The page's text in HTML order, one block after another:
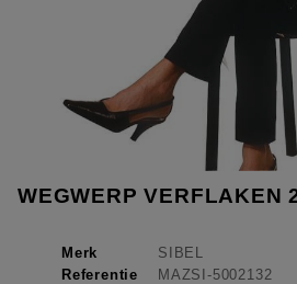
WEGWERP VERFLAKEN
Merk
SIBEL
Referentie
MAZSI-5002132